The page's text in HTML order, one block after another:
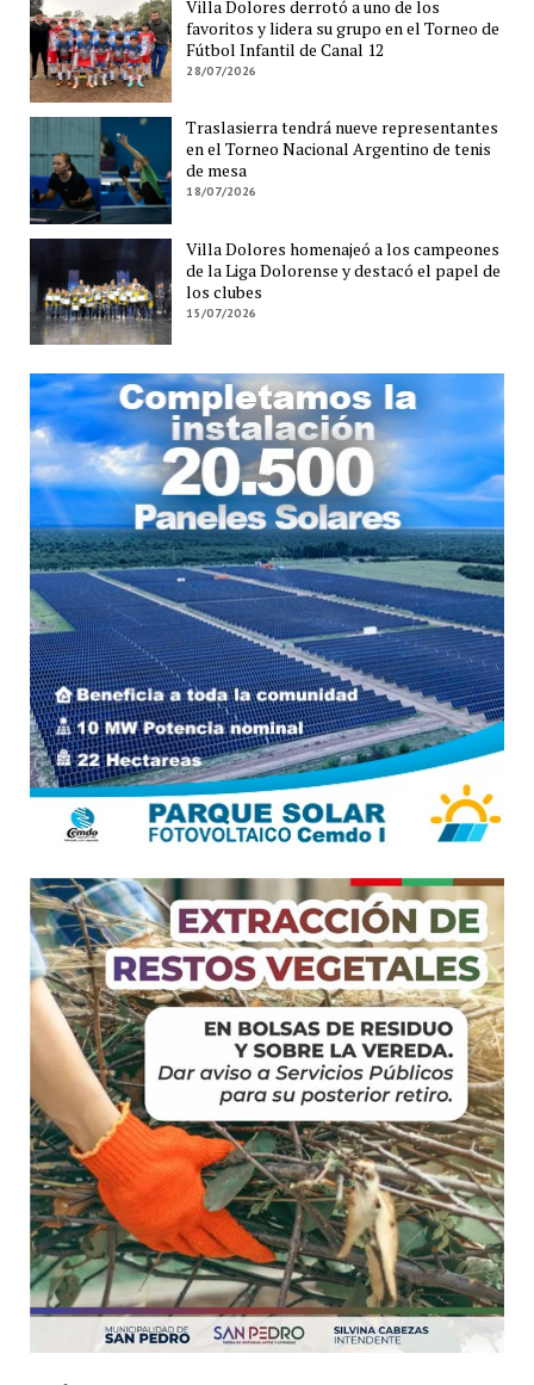
Villa Dolores derrotó a uno de los
favoritos y lidera su grupo en el Torneo de
Fútbol Infantil de Canal 12
28/07/2026
Traslasierra tendrá nueve representantes
en el Torneo Nacional Argentino de tenis
de mesa
18/07/2026
Villa Dolores homenajeó a los campeones
de la Liga Dolorense y destacó el papel de
los clubes
15/07/2026